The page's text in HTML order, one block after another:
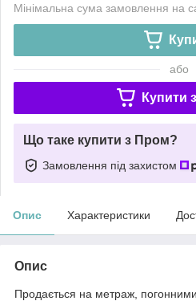
Мінімальна сума замовлення на
або
Купити з
Що таке купити з Пром?
Замовлення під захистом
Опис Характеристики
Опис
Продається на метраж,